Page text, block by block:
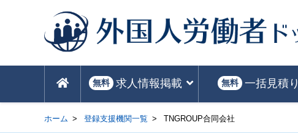
無料 求人情報掲載 無料 一括見積り
ホーム 登録支援機関一覧 TNGROUP合同会社